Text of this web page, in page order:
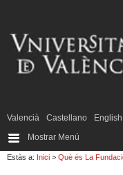
Valencià Castellano English
Mostrar Menú
Estàs a: Inici > Què és La